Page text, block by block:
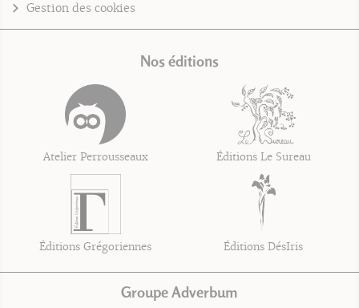
Gestion des cookies
Nos éditions
Atelier Perrousseaux Éditions Le Sureau
Éditions Grégoriennes Éditions DésIris
Groupe Adverbum